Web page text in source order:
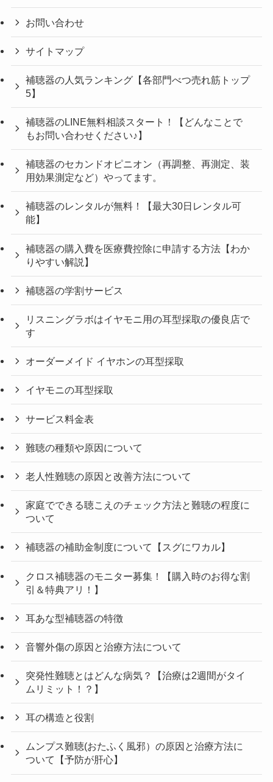
お問い合わせ
サイトマップ
補聴器の人気ランキング【各部門べつ売れ筋トップ
5】
補聴器のLINE無料相談スタート！【どんなことで
もお問い合わせください♪】
補聴器のセカンドオピニオン（再調整、再測定、装
用効果測定など）やってます。
補聴器のレンタルが無料！【最大30日レンタル可
能】
補聴器の購入費を医療費控除に申請する方法【わか
りやすい解説】
補聴器の学割サービス
リスニングラボはイヤモニ用の耳型採取の優良店で
す
オーダーメイド イヤホンの耳型採取
イヤモニの耳型採取
サービス料金表
難聴の種類や原因について
老人性難聴の原因と改善方法について
家庭でできる聴こえのチェック方法と難聴の程度に
ついて
補聴器の補助金制度について【スグにワカル】
クロス補聴器のモニター募集！【購入時のお得な割
引＆特典アリ！】
耳あな型補聴器の特徴
音響外傷の原因と治療方法について
突発性難聴とはどんな病気？【治療は2週間がタイ
ムリミット！？】
耳の構造と役割
ムンプス難聴(おたふく風邪）の原因と治療方法に
ついて【予防が肝心】